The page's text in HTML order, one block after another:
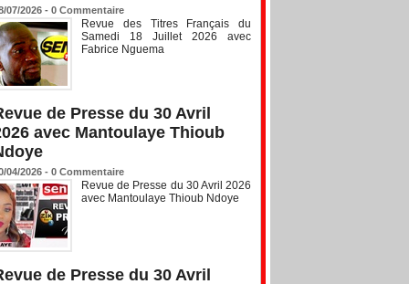
07/2026 - 0 Commentaire
Revue des Titres Français du
Samedi 18 Juillet 2026 avec
Fabrice Nguema
de Presse du 30 Avril
avec Mantoulaye Thioub
04/2026 - 0 Commentaire
Revue de Presse du 30 Avril 2026
avec Mantoulaye Thioub Ndoye
de Presse du 30 Avril